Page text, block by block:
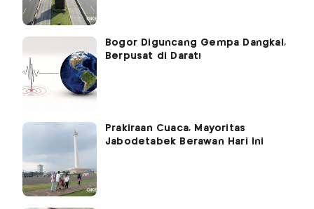
Bogor Diguncang Gempa Dangkal,
Berpusat di Darat!
Prakiraan Cuaca, Mayoritas
Jabodetabek Berawan Hari Ini